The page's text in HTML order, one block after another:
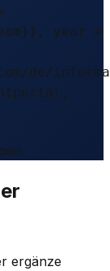
year =
de/
ergänze